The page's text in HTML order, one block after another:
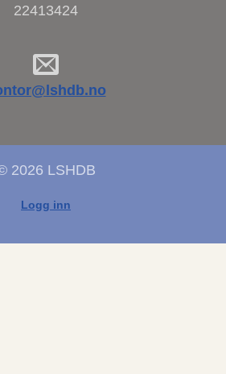
22413424
2026 LSHDB
Logg inn